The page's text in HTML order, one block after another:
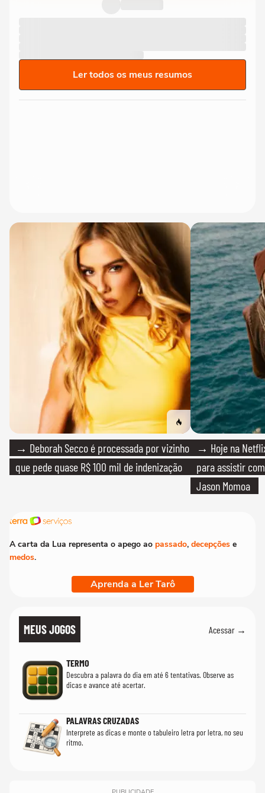
Ler todos os meus resumos
→ Deborah Secco é processada por vizinho
que pede quase R$ 100 mil de indenização
→ Hoje na
para assistir
Jason Momoa
A carta da Lua representa o apego ao passado, decepções e
medos.
Aprenda a Ler Tarô
MEUS JOGOS Acessar →
TERMO
Descubra a palavra do dia em até 6 tentativas. Observe as
dicas e avance até acertar.
PALAVRAS CRUZADAS
Interprete as dicas e monte o tabuleiro letra por letra, no seu
ritmo.